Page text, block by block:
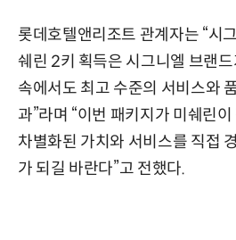
롯데호텔앤리조트 관계자는 “시
쉐린 2키 획득은 시그니엘 브랜
속에서도 최고 수준의 서비스와
과”라며 “이번 패키지가 미쉐린
차별화된 가치와 서비스를 직접
가 되길 바란다”고 전했다.